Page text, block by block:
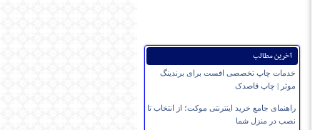
آخرین مطالب
خدمات چاپ تخصصی افست برای برندینگ
موثر | چاپ قاصدک
راهنمای جامع خرید اینترنتی موکت؛ از انتخاب تا
نصب در منزل شما